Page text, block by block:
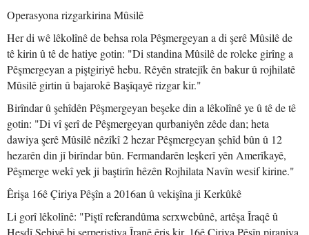
Operasyona rizgarkirina Mûsilê
Her di wê lêkolînê de behsa rola Pêşmergeyan a di şerê Mûsilê de
tê kirin û tê de hatiye gotin: "Di standina Mûsilê de roleke girîng a
Pêşmergeyan a piştgiriyê hebu. Rêyên stratejîk ên bakur û rojhilatê
Mûsilê girtin û bajarokê Başîqayê rizgar kir."
Birîndar û şehîdên Pêşmergeyan beşeke din a lêkolînê ye û tê de tê
gotin: "Di vî şerî de Pêşmergeyan qurbaniyên zêde dan; heta
dawiya şerê Mûsilê nêzîkî 2 hezar Pêşmergeyan şehîd bûn û 12
hezarên din jî birîndar bûn. Fermandarên leşkerî yên Amerîkayê,
Pêşmerge wekî yek ji baştirîn hêzên Rojhilata Navîn wesif kirine."
Êrişa 16ê Çiriya Pêşîn a 2016an û vekişîna ji Kerkûkê
Li gorî lêkolînê: "Piştî referandûma serxwebûnê, artêşa Îraqê û
Heşdî Şebiyê bi serperiştiya Îranê êriş kir. 16ê Çiriya Pêşîn piraniya